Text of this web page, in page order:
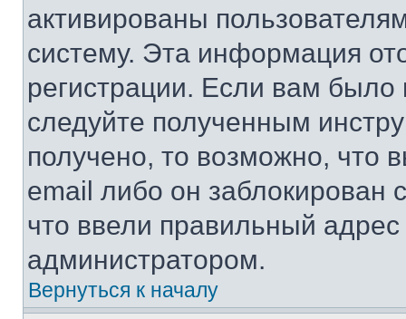
активированы
систему. Эта информация
регистрации. Если вам
следуйте полученным
получено, то возможно, что
email либо он
что ввели правильный адрес
администратором.
Вернуться к началу